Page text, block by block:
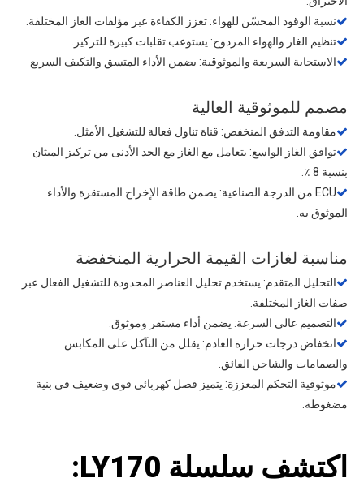
نسبة الوقود المحسّن للهواء: تعزز الكفاءة عبر مؤلفات الغاز المختلفة.
تنظيم الغاز والهواء المزدوج: يستوعب تقلبات كبيرة للتركيز.
الاستجابة السريعة والموثوقية: يضمن الأداء المتسق والتكيف السريع
مصمم للموثوقية العالية
مقاومة التدفق المنخفض: قناة تناول فعالة للتشغيل الأمثل.
توافق الغاز الواسع: يتعامل مع الغاز مع الحد الأدنى من تركيز الميثان
بنسبة 8 ٪.

ECU من الدرجة الصناعية: يضمن طاقة الإخراج المستقرة والأداء
الموثوق به.
مناسبة لغازات القيمة الحرارية المنخفضة
التحليل المتقدم: يستخدم تحليل العناصر المحدودة للتشغيل الفعال عبر
صفات الغاز المختلفة.
التصميم عالي السرعة: يضمن أداء مستقر وموثوق.
انخفاض درجات حرارة العادم: يقلل من التآكل على المكابس
والصمامات والشاحن الفائق.
موثوقية التحكم المعززة: يتميز فصل كهربائي قوي وضعيف في بنية
مضغوطة.
اكتشف سلسلة LY170: